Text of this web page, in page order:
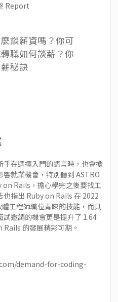
Report
談薪資嗎？你可
職如何談薪？你
秘訣
在選擇入門的語言時，也會擔
就業機會，特別聽到 ASTRO
Rails，擔心學完之後要找工
也指出 Ruby on Rails 在 2022
工程師職位青睞的技能，而具
邀請的機會更是提升了 1.64
的發展精彩可期。
demand-for-coding-